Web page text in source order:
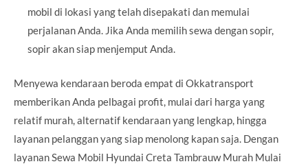
mobil di lokasi yang telah disepakati dan memulai
perjalanan Anda. Jika Anda memilih sewa dengan sopir,
sopir akan siap menjemput Anda.
Menyewa kendaraan beroda empat di Okkatransport
memberikan Anda pelbagai profit, mulai dari harga yang
relatif murah, alternatif kendaraan yang lengkap, hingga
layanan pelanggan yang siap menolong kapan saja. Dengan
layanan Sewa Mobil Hyundai Creta Tambrauw Murah Mulai